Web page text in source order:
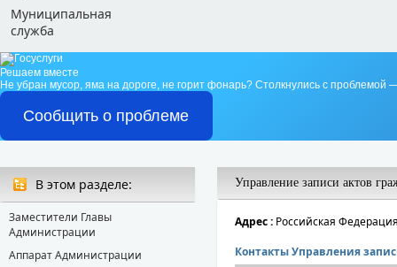
Муниципальная
служба
Решаем вместе
Не убран мусор, яма на дороге, не горит фонарь? Столкнулись с проблемой
Сообщить о проблеме
В этом разделе:
Заместители Главы
Администрации
Аппарат Администрации
Управление записи актов
Адрес : Российская
Контакты Управления